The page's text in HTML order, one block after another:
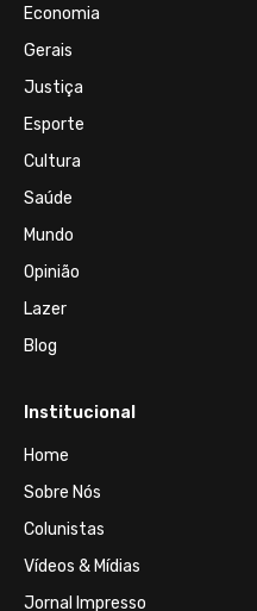
Economia
Gerais
Justiça
Esporte
Cultura
Saúde
Mundo
Opinião
Lazer
Blog
Institucional
Home
Sobre Nós
Colunistas
Vídeos & Mídias
Jornal Impresso